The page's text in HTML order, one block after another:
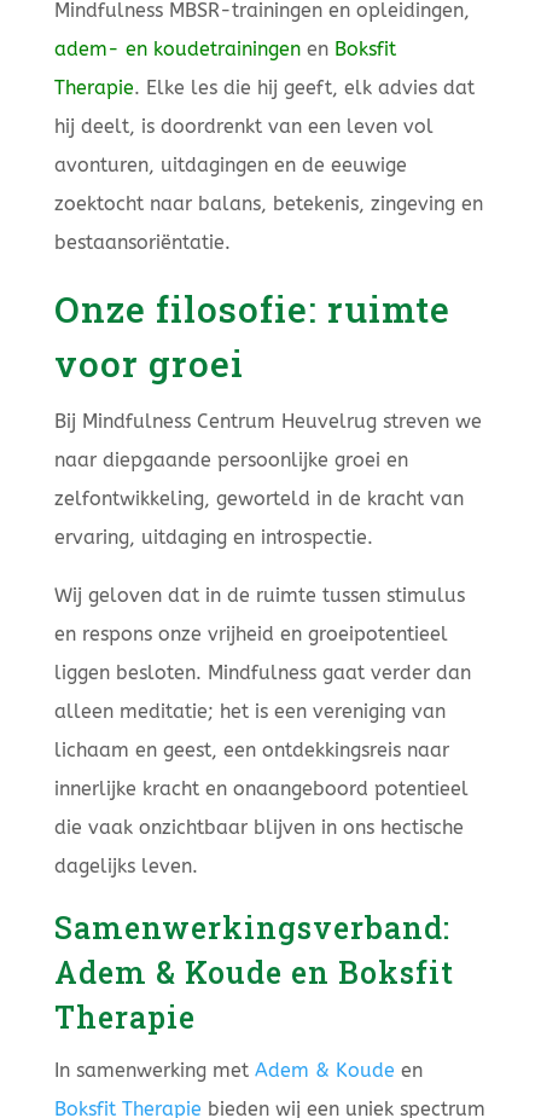
Mindfulness MBSR-trainingen en opleidingen,
adem- en koudetrainingenen Boksfit
Therapie. Elke les die hij geeft, elk advies dat
hij deelt, is doordrenkt van een leven vol
avonturen, uitdagingen en de eeuwige
zoektocht naar balans, betekenis, zingeving en
bestaansoriëntatie.
Onze filosofie: ruimte
voor groei
Bij Mindfulness Centrum Heuvelrug streven we
naar diepgaande persoonlijke groei en
zelfontwikkeling, geworteld in de kracht van
ervaring, uitdaging en introspectie.
Wij geloven dat in de ruimte tussen stimulus
en respons onze vrijheid en groeipotentieel
liggen besloten. Mindfulness gaat verder dan
alleen meditatie; het is een vereniging van
lichaam en geest, een ontdekkingsreis naar
innerlijke kracht en onaangeboord potentieel
die vaak onzichtbaar blijven in ons hectische
dagelijks leven.
Samenwerkingsverband:
Adem & Koude en Boksfit
Therapie
In samenwerking met Adem & Koude en
Boksfit Therapie bieden wij een uniek spectrum